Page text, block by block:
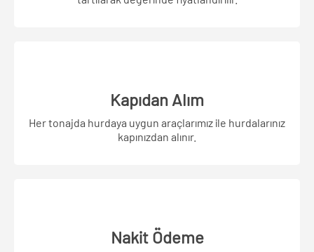
Kapıdan Alım
Her tonajda hurdaya uygun araçlarımız ile hurdalarınız
kapınızdan alınır.
Nakit Ödeme